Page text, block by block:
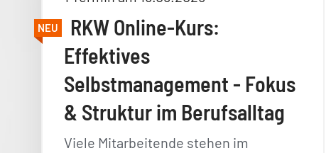
NEU
RKW Online-Kurs:
Effektives
Selbstmanagement - Fokus
& Struktur im Berufsalltag
Viele Mitarbeitende stehen im